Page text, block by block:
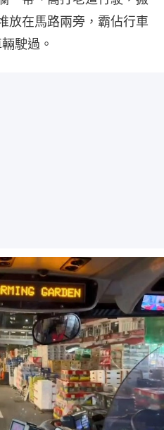
放在馬路兩旁，霸佔行車
駛過。